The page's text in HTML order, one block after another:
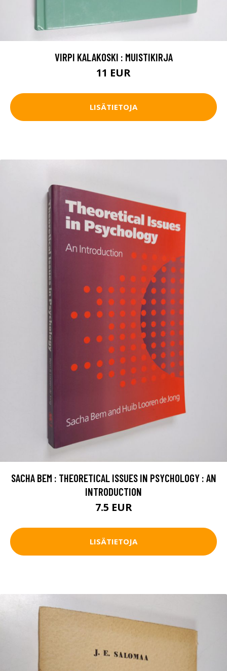
VIRPI KALAKOSKI : MUISTIKIRJA
11 EUR
LISÄTIETOJA
SACHA BEM : THEORETICAL ISSUES IN PSYCHOLOGY : AN
INTRODUCTION
7.5 EUR
LISÄTIETOJA